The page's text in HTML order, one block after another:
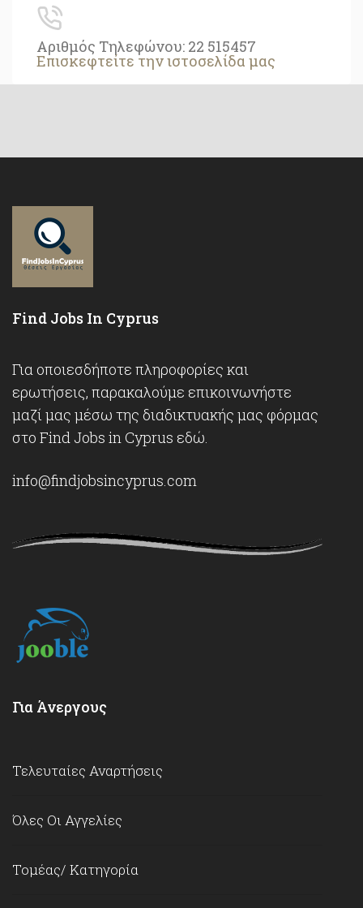
Αριθμός Τηλεφώνου: 22 515457
Επισκεφτείτε την ιστοσελίδα μας
Find Jobs In Cyprus
Για οποιεσδήποτε πληροφορίες και
ερωτήσεις, παρακαλούμε επικοινωνήστε
μαζί μας μέσω της διαδικτυακής μας φόρμας
στο Find Jobs in Cyprus εδώ.
info@findjobsincyprus.com
Για Άνεργους
Τελευταίες Αναρτήσεις
Όλες Οι Αγγελίες
Τομέας/ Κατηγορία